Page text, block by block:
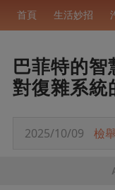
首頁 生活妙招
巴菲特的智
對復雜系統
2025/10/09 檢舉